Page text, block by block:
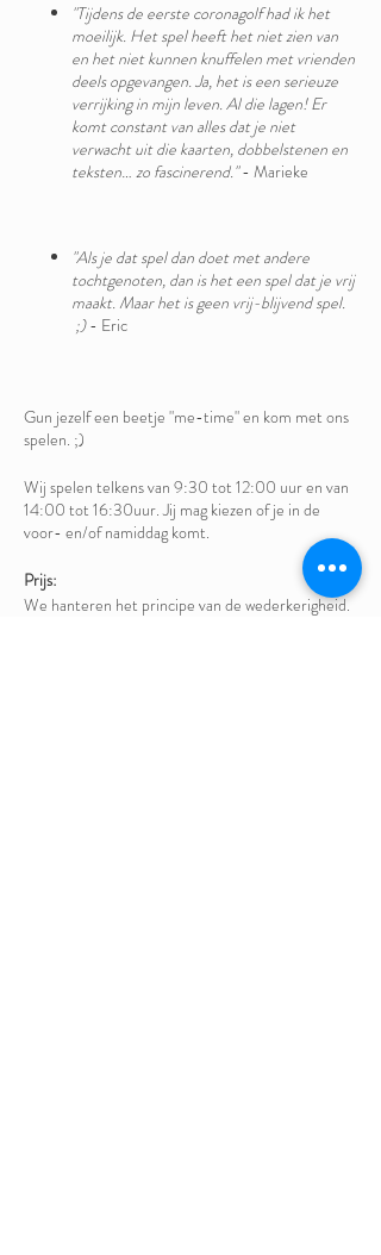
"Tijdens de eerste coronagolf had ik het
moeilijk. Het spel heeft het niet zien van
en het niet kunnen knuffelen met vrienden
deels opgevangen. Ja, het is een serieuze
verrijking in mijn leven. Al die lagen! Er
komt constant van alles dat je niet
verwacht uit die kaarten, dobbelstenen en
teksten… zo fascinerend."- Marieke
"Als je dat spel dan doet met andere
tochtgenoten, dan is het een spel dat je vrij
maakt. Maar het is geen vrij-blijvend spel.
;)- Eric
Gun jezelf een beetje "me-time" en kom met ons
spelen. ;)
Wij spelen telkens van 9:30 tot 12:00 uur en van
14:00 tot 16:30uur. Jij mag kiezen of je in de
voor- en/of namiddag komt.
Prijs:
We hanteren het principe van de wederkerigheid.